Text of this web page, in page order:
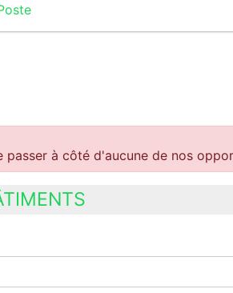
à côté d'aucune de nos